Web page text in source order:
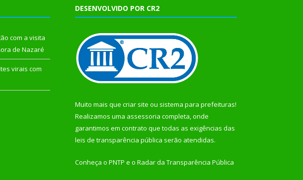
com a visita
de Nazaré
virais com
DESENVOLVIDO POR CR2
Muito mais que criar site ou sistema para prefeituras!
Realizamos uma assessoria completa, onde
garantimos em contrato que todas as exigências das
leis de transparência pública serão atendidas.
Conheça o PNTP e o Radar da Transparência Pública